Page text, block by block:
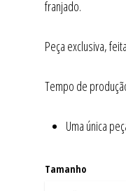
franjado.
Peça exclusiva,
Tempo de
Uma única
Tamanho